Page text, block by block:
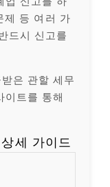
제 등 여러 가
드시 신고를
은 관할 세무
이트를 통해
세 가이드